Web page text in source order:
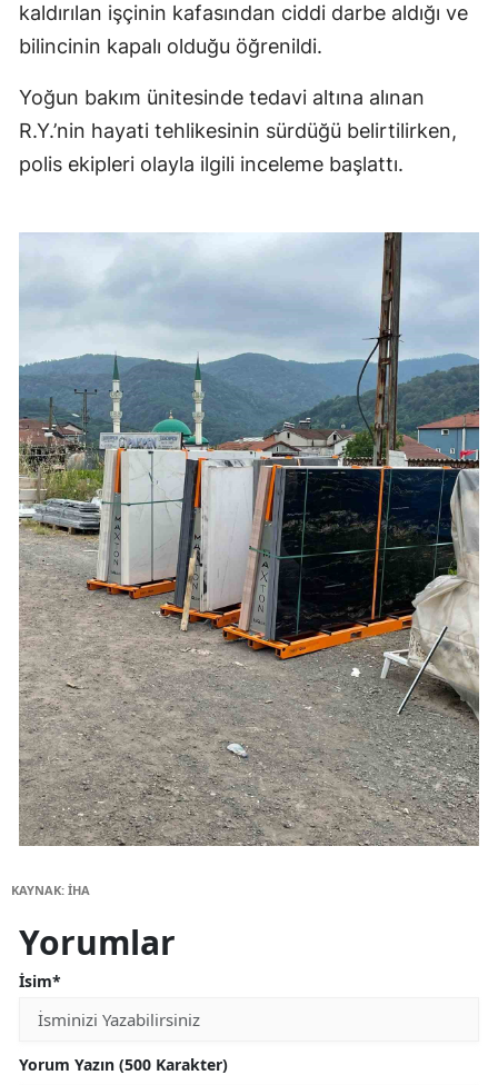
kaldırılan işçinin kafasından ciddi darbe aldığı ve
bilincinin kapalı olduğu öğrenildi.
Yoğun bakım ünitesinde tedavi altına alınan
R.Y.’nin hayati tehlikesinin sürdüğü belirtilirken,
polis ekipleri olayla ilgili inceleme başlattı.
KAYNAK: İHA
Yorumlar
İsim*
Yorum Yazın (500 Karakter)